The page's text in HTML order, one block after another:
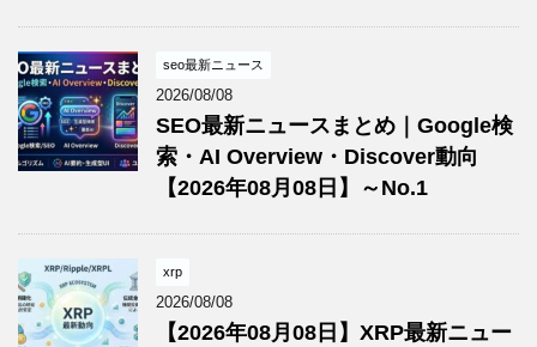
seo最新ニュース
2026/08/08
SEO最新ニュースまとめ｜Google検
索・AI Overview・Discover動向
【2026年08月08日】～No.1
xrp
2026/08/08
【2026年08月08日】XRP最新ニュー